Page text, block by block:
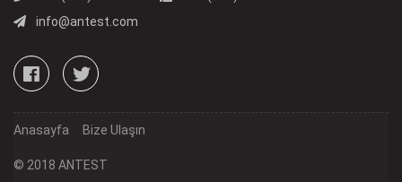
info@antest.com
Anasayfa Bize Ulaşın
© 2018 ANTEST